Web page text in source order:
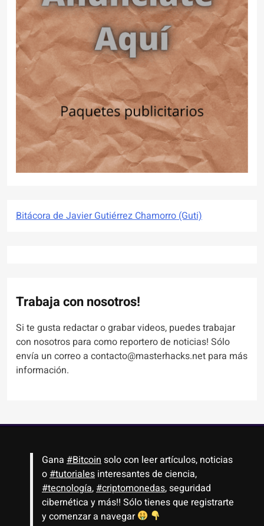
Bitácora de Javier Gutiérrez Chamorro (Guti)
Trabaja con nosotros!
Si te gusta redactar o grabar videos, puedes trabajar
con nosotros para como reportero de noticias! Sólo
envía un correo a contacto@masterhacks.net para más
información.
Gana #Bitcoin solo con leer artículos, noticias
o #tutoriales interesantes de ciencia,
#tecnología, #criptomonedas, seguridad
cibernética y más!! Sólo tienes que registrarte
y comenzar a navegar